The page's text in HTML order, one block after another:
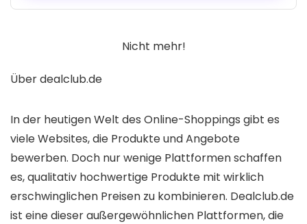
Nicht mehr!
Über dealclub.de
In der heutigen Welt des Online-Shoppings gibt es
viele Websites, die Produkte und Angebote
bewerben. Doch nur wenige Plattformen schaffen
es, qualitativ hochwertige Produkte mit wirklich
erschwinglichen Preisen zu kombinieren. Dealclub.de
ist eine dieser außergewöhnlichen Plattformen, die